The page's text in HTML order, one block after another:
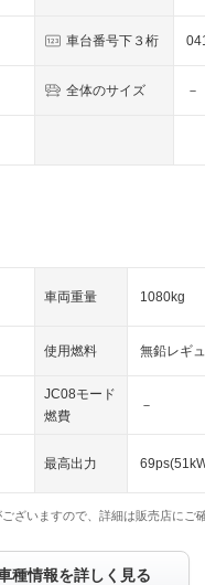
車台番号下３桁
全体のサイズ －
車両重量 1080kg
使用燃料 無鉛レギ
JC08モード
燃費
－
最高出力
ざいますので、詳細は販売店にご
種情報を詳しく見る